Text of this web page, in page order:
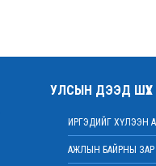
УЛСЫН ДЭЭД ШҮҮХ
ИРГЭДИЙГ ХҮЛЭЭН
АЖЛЫН БАЙРНЫ ЗАР